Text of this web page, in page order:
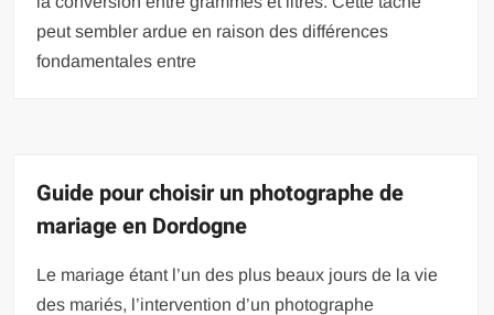
peut sembler ardue en raison des différences
fondamentales entre
Guide pour choisir un photographe de
mariage en Dordogne
Le mariage étant l’un des plus beaux jours de la vie
des mariés, l’intervention d’un photographe